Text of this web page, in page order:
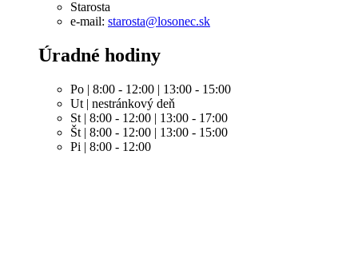
Starosta
e-mail: starosta@losonec.sk
Úradné hodiny
Po | 8:00 - 12:00 | 13:00 - 15:00
Ut | nestránkový deň
St | 8:00 - 12:00 | 13:00 - 17:00
Št | 8:00 - 12:00 | 13:00 - 15:00
Pi | 8:00 - 12:00